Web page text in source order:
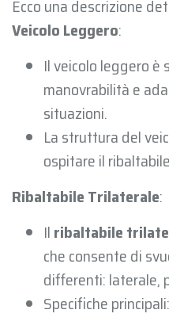
Ecco una descrizione
Veicolo Leggero:
Il veicolo leggero è
manovrabilità e
situazioni.
La struttura del
ospitare il
Ribaltabile Trilaterale:
Ilribaltabile
che consente di
differenti: laterale,
Specifiche principali: